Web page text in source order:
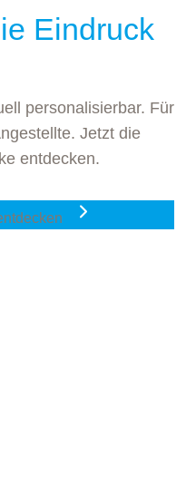
Eindruck
personalisierbar. Für
Jetzt die
entdecken.